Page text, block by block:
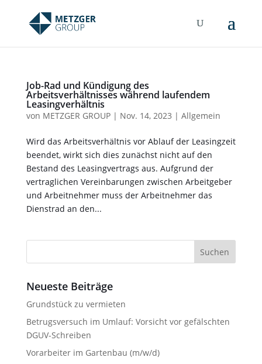
Job-Rad und Kündigung des
Arbeitsverhältnisses während laufendem
Leasingverhältnis
von METZGER GROUP| Nov. 14, 2023 | Allgemein
Wird das Arbeitsverhältnis vor Ablauf der Leasingzeit
beendet, wirkt sich dies zunächst nicht auf den
Bestand des Leasingvertrags aus. Aufgrund der
vertraglichen Vereinbarungen zwischen Arbeitgeber
und Arbeitnehmer muss der Arbeitnehmer das
Dienstrad an den...
Suchen
Neueste Beiträge
Grundstück zu vermieten
Betrugsversuch im Umlauf: Vorsicht vor gefälschten
DGUV-Schreiben
Vorarbeiter im Gartenbau (m/w/d)